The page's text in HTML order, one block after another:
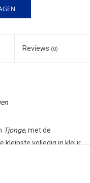
Reviews (0)
Tjonge, met de
kleinste volledig in kleur